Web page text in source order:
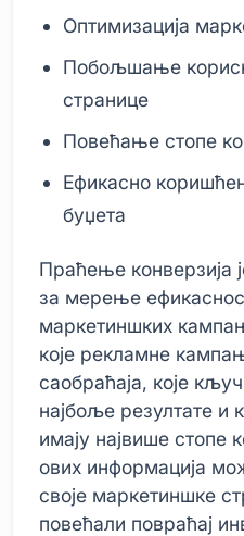
Оптимизација
Побољшање
странице
Повећање стопе
Ефикасно
буџета
Праћење конверзија
за мерење
маркетиншких
које рекламне
саобраћаја, које
најбоље резултате и
имају највише стопе
ових информација
своје маркетиншке
повећали повраћај